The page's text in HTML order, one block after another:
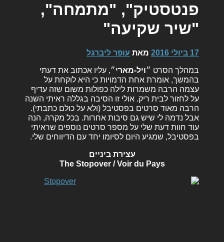
פנטסטיק", "מתמחה",
"שיר שקיעה"
17 ביולי 2016 מאת עופר ליברגל
במהלך הסרט ״ויל-מארי״, עליו אכתוב את דעתי
בהמשך, אומרת אחת הדמויות כי היא לוקחת על
עצמה הרבה משמרות לילה כפולות משום שזה עדיף
על לחזור לבית ריק. אולי זו הסיבה בגללה ראיתי השנה
הרבה מאוד סרטים בפסטיבל (ולא על כולם כתבתי).
אבל נדמה לי שיש גם סיבות אחרות. בכל מקרה, הנה
עוד חוות דעת שלי על מספר סרטים נוספים שראיתי
בפסטיבל, שמגיע היום לסיומו יחד עם הדיווחים שלי.
עצירת ביניים
The Stopover / Voir du Pays